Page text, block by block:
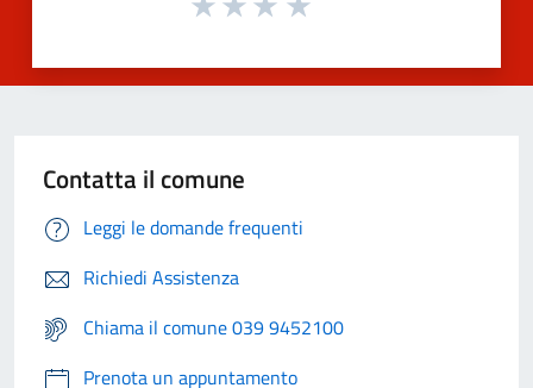
Contatta il comune
Leggi le domande frequenti
Richiedi Assistenza
Chiama il comune 039 9452100
Prenota un appuntamento